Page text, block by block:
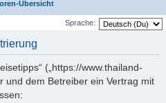
Übersicht
Sprache:
(„https://www.thailand-
und dem Betreiber ein Vertrag mit